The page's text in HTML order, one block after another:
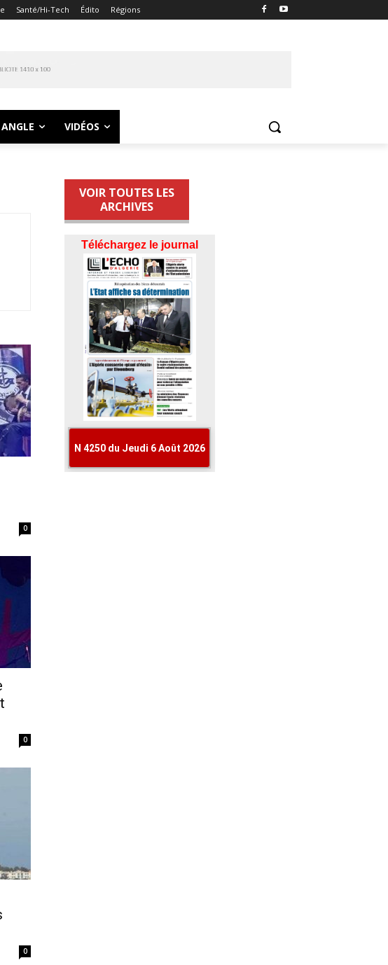
Santé/Hi-Tech Édito Régions
VIDÉOS
0
0
0
VOIR TOUTES LES
ARCHIVES